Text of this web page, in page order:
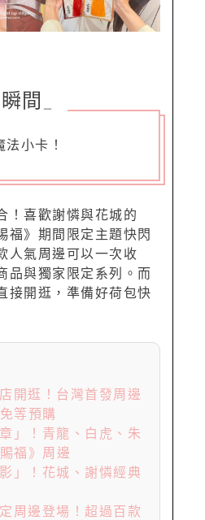
瞬間
法小卡！
！喜歡謝憐與花城的
福》期間限定主題快閃
人氣周邊可以一次收
品與獨家限定系列。而
接開逛，準備好荷包快
開逛！台灣首發周邊
等預購
」！青龍、白虎、朱
福》周邊
」！花城、謝憐經典
周邊登場！超過百款